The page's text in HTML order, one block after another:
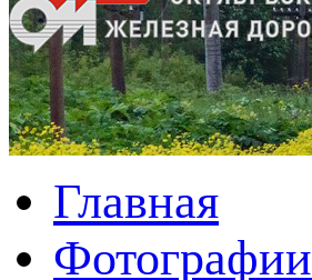
Главная
Фотографии